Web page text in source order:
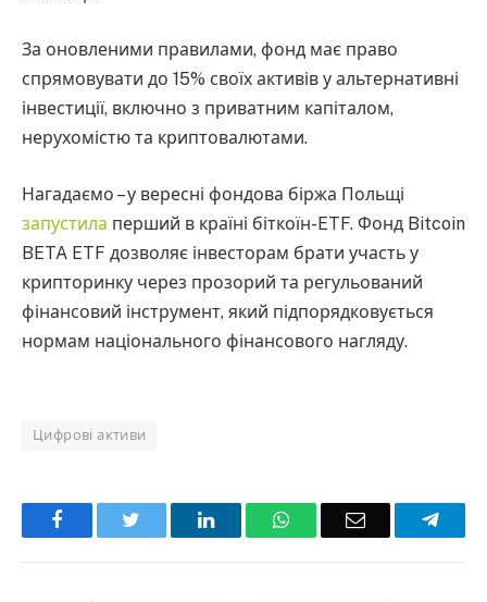
За оновленими правилами, фонд має право
спрямовувати до 15% своїх активів у альтернативні
інвестиції, включно з приватним капіталом,
нерухомістю та криптовалютами.
Нагадаємо – у вересні фондова біржа Польщі
запустила перший в країні біткоїн-ETF. Фонд Bitcoin
BETA ETF дозволяє інвесторам брати участь у
крипторинку через прозорий та регульований
фінансовий інструмент, який підпорядковується
нормам національного фінансового нагляду.
Цифрові активи
Facebook LinkedInWhatsAppEmail